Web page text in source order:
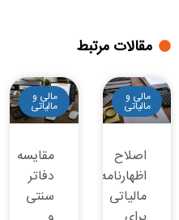
مقالات مرتبط
مالی و
مالیاتی
اصلاح
اظهارنامه
مالیاتی
مالی و
مالیاتی
مقایسه
دفاتر
سنتی